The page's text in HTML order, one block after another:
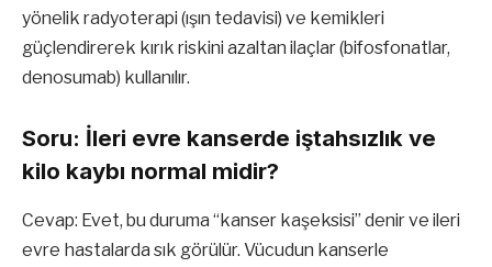
yönelik radyoterapi (ışın tedavisi) ve kemikleri
güçlendirerek kırık riskini azaltan ilaçlar (bifosfonatlar,
denosumab) kullanılır.
Soru: İleri evre kanserde iştahsızlık ve
kilo kaybı normal midir?
Cevap: Evet, bu duruma “kanser kaşeksisi” denir ve ileri
evre hastalarda sık görülür. Vücudun kanserle